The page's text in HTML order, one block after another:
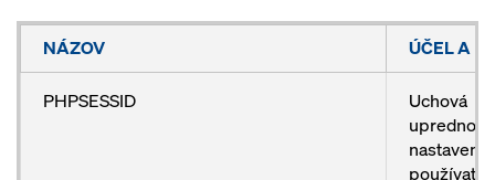
NÁZOV ÚČEL A
PHPSESSID
Uchová
nastavenia